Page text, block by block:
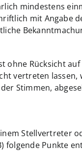
mindestens
mit Angabe
Rücksicht
vertreten
Stimmen,
Stellvertreter
folgende Punkte